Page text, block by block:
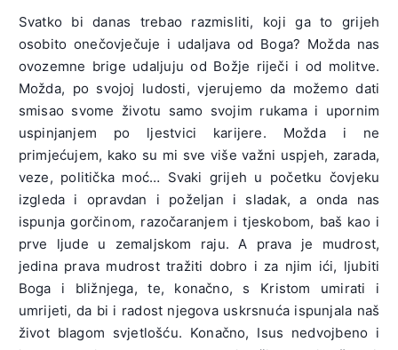
Svatko bi danas trebao razmisliti, koji ga to grijeh
osobito onečovječuje i udaljava od Boga? Možda nas
ovozemne brige udaljuju od Božje riječi i od molitve.
Možda, po svojoj ludosti, vjerujemo da možemo dati
smisao svome životu samo svojim rukama i upornim
uspinjanjem po ljestvici karijere. Možda i ne
primjećujem, kako su mi sve više važni uspjeh, zarada,
veze, politička moć… Svaki grijeh u početku čovjeku
izgleda i opravdan i poželjan i sladak, a onda nas
ispunja gorčinom, razočaranjem i tjeskobom, baš kao i
prve ljude u zemaljskom raju. A prava je mudrost,
jedina prava mudrost tražiti dobro i za njim ići, ljubiti
Boga i bližnjega, te, konačno, s Kristom umirati i
umrijeti, da bi i radost njegova uskrsnuća ispunjala naš
život blagom svjetlošću. Konačno, Isus nedvojbeno i